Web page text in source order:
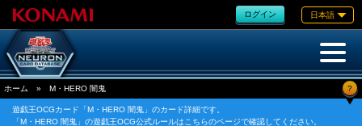
ログイン 日本語
ホーム » M・HERO 闇鬼 ?
遊戯王OCGカード「M・HERO 闇鬼」のカード詳細です。
「M・HERO 闇鬼」の遊戯王OCG公式ルールはこちらのページで確認してください。